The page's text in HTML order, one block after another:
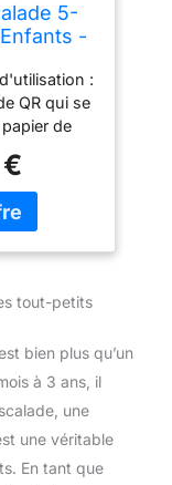
5-
-
et
en
:
QR qui se
de
s'agit
et
de papier.
:
plaisir de
kit de
tout-petits
bien plus qu’un
à 3 ans, il
une
une véritable
En tant que